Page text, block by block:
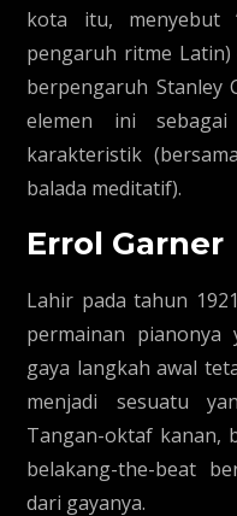
kota itu, menyebut
pengaruh ritme
berpengaruh Stanley
elemen ini
karakteristik
balada meditatif).
Errol Garner
Lahir pada tahun
permainan
gaya langkah awal
menjadi sesuatu
Tangan-oktaf kanan,
belakang-the-beat
dari gayanya.